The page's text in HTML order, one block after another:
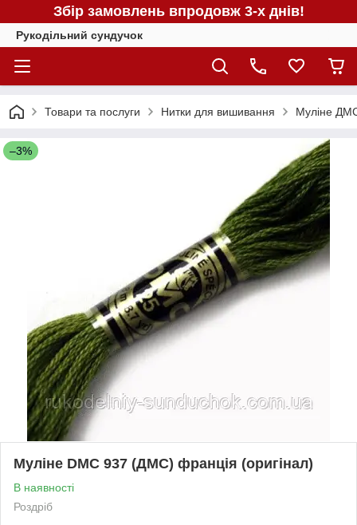
Збір замовлень впродовж 3-х днів!
Рукодільний сундучок
Товари та послуги Нитки для вишивання Муліне
–3%
Муліне DMC 937 (ДМС) франція (оригінал)
В наявності
Роздріб